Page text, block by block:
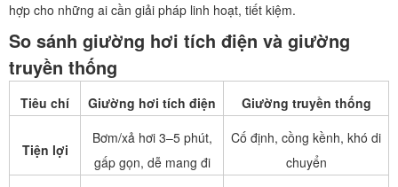
hợp cho những ai cần giải pháp linh hoạt, tiết kiệm.
So sánh giường hơi tích điện và giường
truyền thống
Tiêu chí Giường hơi tích điện Giường truyền thống
Tiện lợi
Bơm/xả hơi 3–5 phút,
gấp gọn, dễ mang đi
Cố định, cồng kềnh, khó di
chuyển